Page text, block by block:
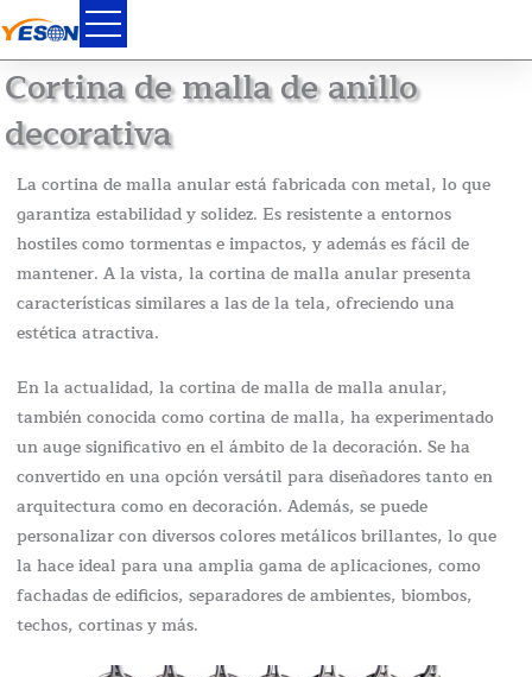
al
contenido
Cortina de malla de anillo
decorativa
La cortina de malla anular está fabricada con metal, lo que
garantiza estabilidad y solidez. Es resistente a entornos
hostiles como tormentas e impactos, y además es fácil de
mantener. A la vista, la cortina de malla anular presenta
características similares a las de la tela, ofreciendo una
estética atractiva.
En la actualidad, la cortina de malla de malla anular,
también conocida como cortina de malla, ha experimentado
un auge significativo en el ámbito de la decoración. Se ha
convertido en una opción versátil para diseñadores tanto en
arquitectura como en decoración. Además, se puede
personalizar con diversos colores metálicos brillantes, lo que
la hace ideal para una amplia gama de aplicaciones, como
fachadas de edificios, separadores de ambientes, biombos,
techos, cortinas y más.